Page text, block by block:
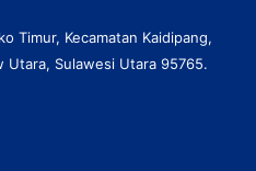
Timur, Kecamatan Kaidipang,
Utara, Sulawesi Utara 95765.